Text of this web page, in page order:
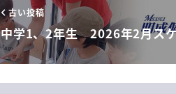
古い投稿
中学1、2年生 2026年2月ス